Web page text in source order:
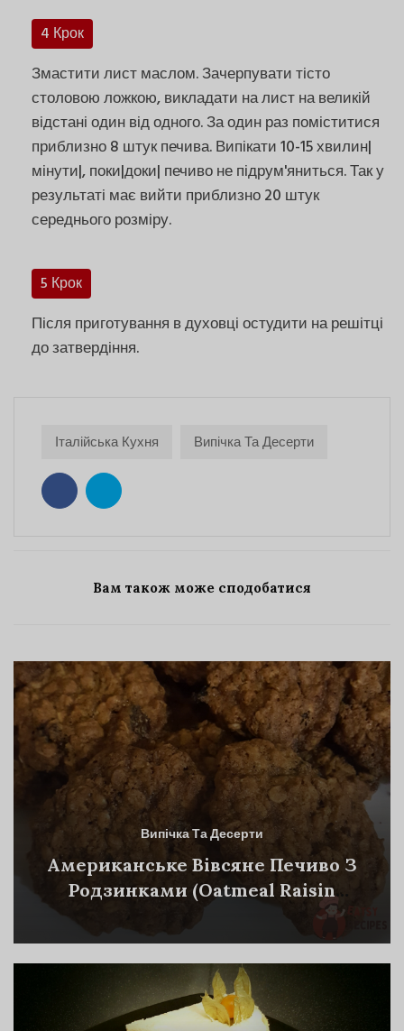
4 Крок
Змастити лист маслом. Зачерпувати тісто
столовою ложкою, викладати на лист на великій
відстані один від одного. За один раз поміститися
приблизно 8 штук печива. Випікати 10-15 хвилин|
мінути|, поки|доки| печиво не підрум'яниться. Так у
результаті має вийти приблизно 20 штук
середнього розміру.
5 Крок
Після приготування в духовці остудити на решітці
до затвердіння.
Італійська Кухня Випічка Та Десерти
Вам також може сподобатися
Випічка Та Десерти
Американське Вівсяне Печиво З
Родзинками (Oatmeal Raisin